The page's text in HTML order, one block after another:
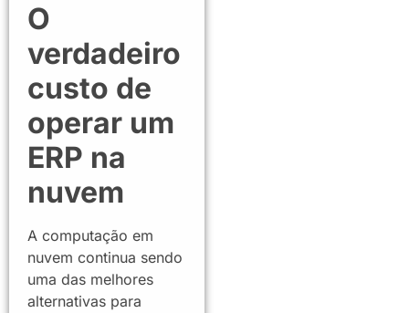
O
verdadeiro
custo de
operar um
ERP na
nuvem
A computação em
nuvem continua sendo
uma das melhores
alternativas para